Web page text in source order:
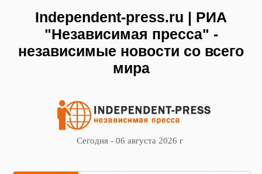
Independent-press.ru | РИА
"Независимая пресса" -
независимые новости со всего
мира
Сегодня - 06 августа 2026 г